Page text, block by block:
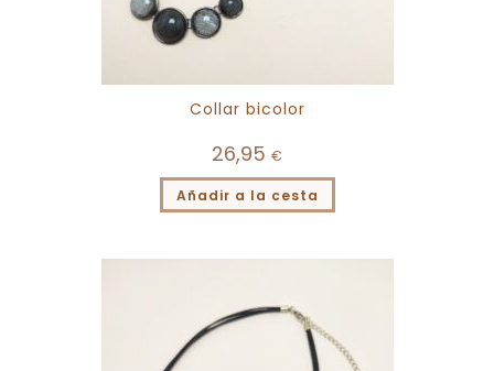
Collar bicolor
26,95 €
Añadir a la cesta